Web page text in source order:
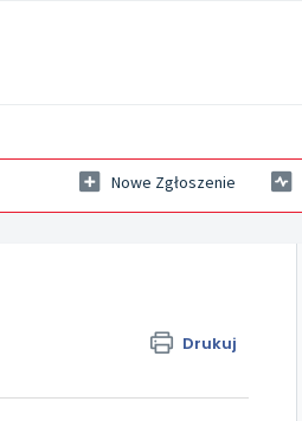
Nowe Zgłoszenie
Drukuj